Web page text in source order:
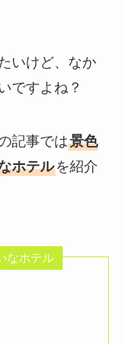
いけど、なか
ですよね？
記事では景色
ホテルを紹介
なホテル